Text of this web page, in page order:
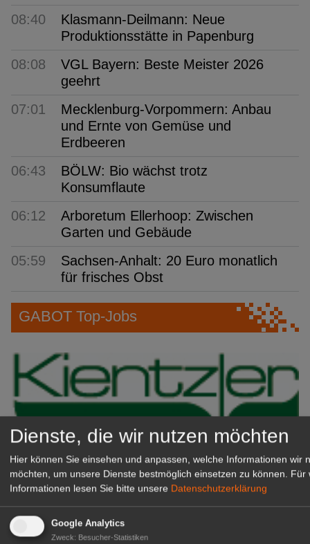
08:40
Klasmann-Deilmann: Neue
Produktionsstätte in Papenburg
08:08
VGL Bayern: Beste Meister 2026
geehrt
07:01
Mecklenburg-Vorpommern: Anbau
und Ernte von Gemüse und
Erdbeeren
06:43
BÖLW: Bio wächst trotz
Konsumflaute
06:12
Arboretum Ellerhoop: Zwischen
Garten und Gebäude
05:59
Sachsen-Anhalt: 20 Euro monatlich
für frisches Obst
GABOT Top-Jobs
Kientzler Jungpflanzen GmbH
Gärtner im Zierpflanzenbau
(Geselle/Meister/Techniker)
Dienste, die wir nutzen möchten
Hier können Sie einsehen und anpassen, welche Informationen wir
möchten, um unsere Dienste bestmöglich einsetzen zu können. Für
Informationen lesen Sie bitte unsere Datenschutzerklärung
Google Analytics
Zweck: Besucher-Statistiken